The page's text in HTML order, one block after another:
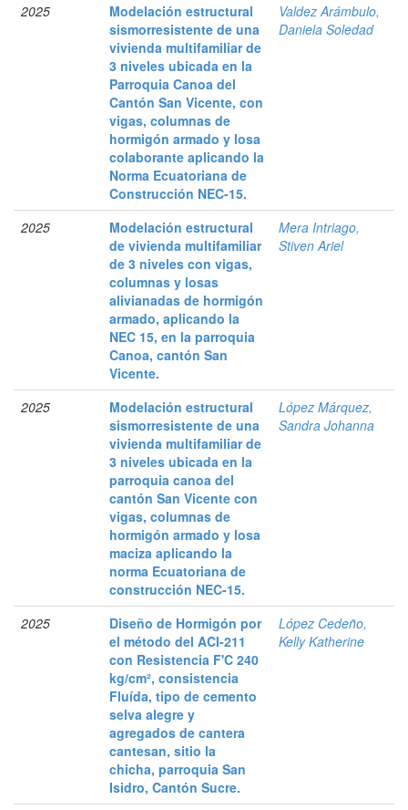
2025
Modelación estructural
sismorresistente de una
vivienda multifamiliar de
3 niveles ubicada en la
Parroquia Canoa del
Cantón San Vicente, con
vigas, columnas de
hormigón armado y losa
colaborante aplicando la
Norma Ecuatoriana de
Construcción NEC-15.
Valdez Arámbulo,
Daniela Soledad
2025
Modelación estructural
de vivienda multifamiliar
de 3 niveles con vigas,
columnas y losas
alivianadas de hormigón
armado, aplicando la
NEC 15, en la parroquia
Canoa, cantón San
Vicente.
Mera Intriago,
Stiven Ariel
2025
Modelación estructural
sismorresistente de una
vivienda multifamiliar de
3 niveles ubicada en la
parroquia canoa del
cantón San Vicente con
vigas, columnas de
hormigón armado y losa
maciza aplicando la
norma Ecuatoriana de
construcción NEC-15.
López Márquez,
Sandra Johanna
2025
Diseño de Hormigón por
el método del ACI-211
con Resistencia F'C 240
kg/cm², consistencia
Fluída, tipo de cemento
selva alegre y
agregados de cantera
cantesan, sitio la
chicha, parroquia San
Isidro, Cantón Sucre.
López Cedeño,
Kelly Katherine